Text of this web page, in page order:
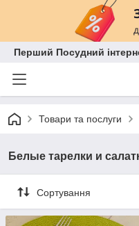
Перший Посудний
Товари та послуги
Белые тарелки и
Сортування